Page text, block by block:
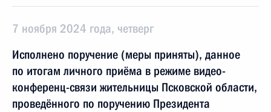
7 ноября 2024 года, четверг
Исполнено поручение (меры приняты), данное
по итогам личного приёма в режиме видео-
конференц-связи жительницы Псковской области,
проведённого по поручению Президента